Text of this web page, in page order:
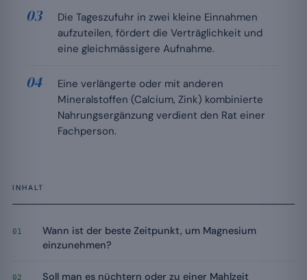
Die Tageszufuhr in zwei kleine Einnahmen
aufzuteilen, fördert die Verträglichkeit und
eine gleichmässigere Aufnahme.
Eine verlängerte oder mit anderen
Mineralstoffen (Calcium, Zink) kombinierte
Nahrungsergänzung verdient den Rat einer
Fachperson.
INHALT
01
Wann ist der beste Zeitpunkt, um Magnesium
einzunehmen?
02
Soll man es nüchtern oder zu einer Mahlzeit